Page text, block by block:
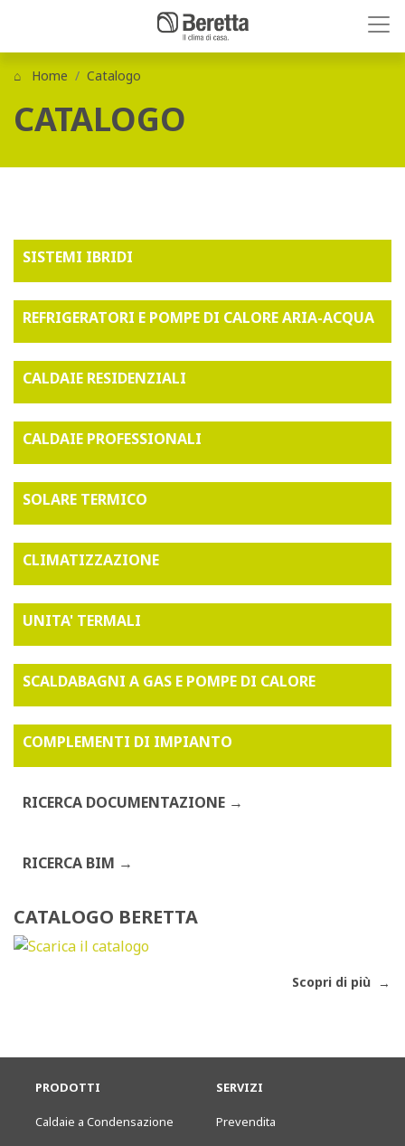
Home Catalogo
CATALOGO
SISTEMI IBRIDI
REFRIGERATORI E POMPE DI CALORE ARIA-ACQUA
CALDAIE RESIDENZIALI
CALDAIE PROFESSIONALI
SOLARE TERMICO
CLIMATIZZAZIONE
UNITA' TERMALI
SCALDABAGNI A GAS E POMPE DI CALORE
COMPLEMENTI DI IMPIANTO
RICERCA DOCUMENTAZIONE
RICERCA BIM
CATALOGO BERETTA
Scopri di più
PRODOTTI
Caldaie a Condensazione
SERVIZI
Prevendita